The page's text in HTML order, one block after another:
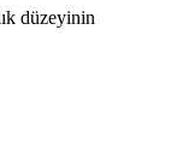
düzeyinin